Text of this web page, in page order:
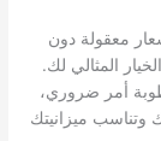
معقولة دون
المثالي لك.
أمر ضروري،
وتناسب ميزانيتك